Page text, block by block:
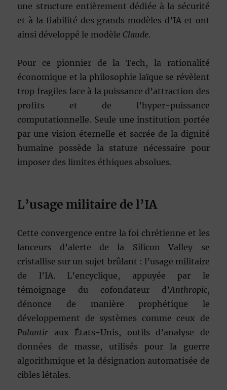
une structure entièrement dédiée à la sécurité
et à la fiabilité des grands modèles d’IA et ont
ainsi développé le modèle Claude.
Pour ce pionnier de la Tech, la rationalité
économique et la philosophie laïque se révèlent
trop fragiles face à la puissance d’attraction des
profits et de l’hyper-puissance
computationnelle. Seule une institution portée
par une vision éternelle et sacrée de la dignité
humaine possède la stature nécessaire pour
imposer des limites éthiques absolues.
L’usage militaire de l’IA
Cette convergence entre la foi chrétienne et les
lanceurs d’alerte de la Silicon Valley se
cristallise sur un sujet brûlant : l’usage militaire
de l’IA. L’encyclique, appuyée par le
témoignage du cofondateur d’Anthropic,
dénonce de manière prophétique le
développement de systèmes comme ceux de
Palantir aux États-Unis, outils d’analyse de
données de masse, utilisés pour la guerre
algorithmique et la désignation automatisée de
cibles létales.